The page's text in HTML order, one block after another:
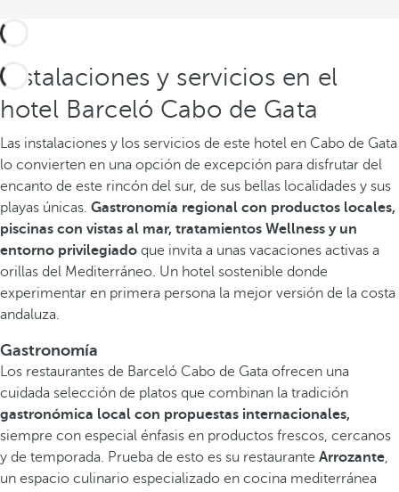
Instalaciones y servicios en el
hotel Barceló Cabo de Gata
Las instalaciones y los servicios de este hotel en Cabo de Gata
lo convierten en una opción de excepción para disfrutar del
encanto de este rincón del sur, de sus bellas localidades y sus
playas únicas. Gastronomía regional con productos locales,
piscinas con vistas al mar, tratamientos Wellness y un
entorno privilegiado que invita a unas vacaciones activas a
orillas del Mediterráneo. Un hotel sostenible donde
experimentar en primera persona la mejor versión de la costa
andaluza.
Gastronomía
Los restaurantes de Barceló Cabo de Gata ofrecen una
cuidada selección de platos que combinan la tradición
gastronómica local con propuestas internacionales,
siempre con especial énfasis en productos frescos, cercanos
y de temporada. Prueba de esto es su restaurante Arrozante,
un espacio culinario especializado en cocina mediterránea